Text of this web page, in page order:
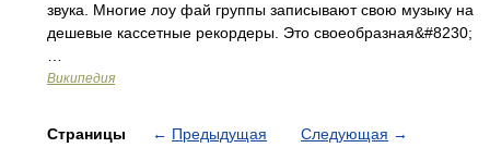
звука. Многие лоу фай группы записывают свою музыку на
дешевые кассетные рекордеры. Это своеобразная&#8230;
Википедия
Страницы ← Предыдущая Следующая →